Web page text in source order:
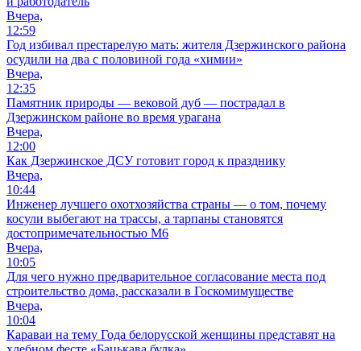
Вчера,
12:59
Год избивал престарелую мать: жителя Дзержинского района
осудили на два с половиной года «химии»
Вчера,
12:35
Памятник природы — вековой дуб — пострадал в
Дзержинском районе во время урагана
Вчера,
12:00
Как Дзержинское ДСУ готовит город к празднику
Вчера,
10:44
Инженер лучшего охотхозяйства страны — о том, почему
косули выбегают на трассы, а тарпаны становятся
достопримечательностью М6
Вчера,
10:05
Для чего нужно предварительное согласование места под
строительство дома, рассказали в Госкомимуществе
Вчера,
10:04
Караваи на тему Года белорусской женщины представят на